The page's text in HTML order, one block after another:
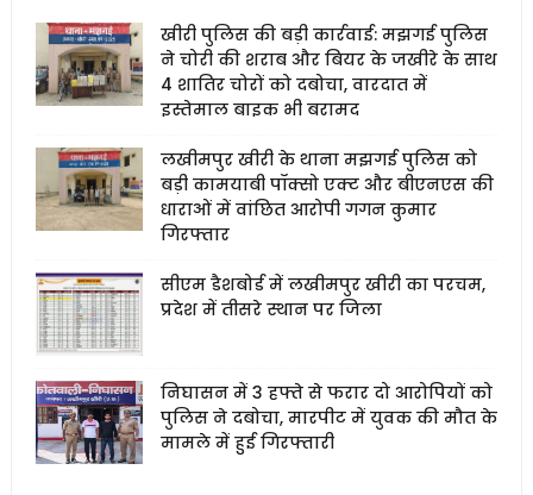
खीरी पुलिस की बड़ी कार्रवाई: मझगई पुलिस
ने चोरी की शराब और बियर के जखीरे के साथ
4 शातिर चोरों को दबोचा, वारदात में
इस्तेमाल बाइक भी बरामद
लखीमपुर खीरी के थाना मझगई पुलिस को
बड़ी कामयाबी पॉक्सो एक्ट और बीएनएस की
धाराओं में वांछित आरोपी गगन कुमार
गिरफ्तार
सीएम डैशबोर्ड में लखीमपुर खीरी का परचम,
प्रदेश में तीसरे स्थान पर जिला
निघासन में 3 हफ्ते से फरार दो आरोपियों को
पुलिस ने दबोचा, मारपीट में युवक की मौत के
मामले में हुई गिरफ्तारी